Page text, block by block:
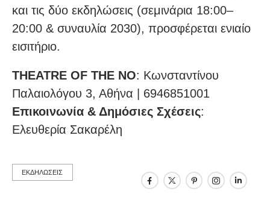
και τις δύο εκδηλώσεις (σεμινάρια 18:00–
20:00 & συναυλία 2030), προσφέρεται ενιαίο
εισιτήριο.
THEATRE OF THE NO: Κωνσταντίνου
Παλαιολόγου 3, Αθήνα | 6946851001
Επικοινωνία & Δημόσιες Σχέσεις:
Ελευθερία Σακαρέλη
ΕΚΔΗΛΩΣΕΙΣ